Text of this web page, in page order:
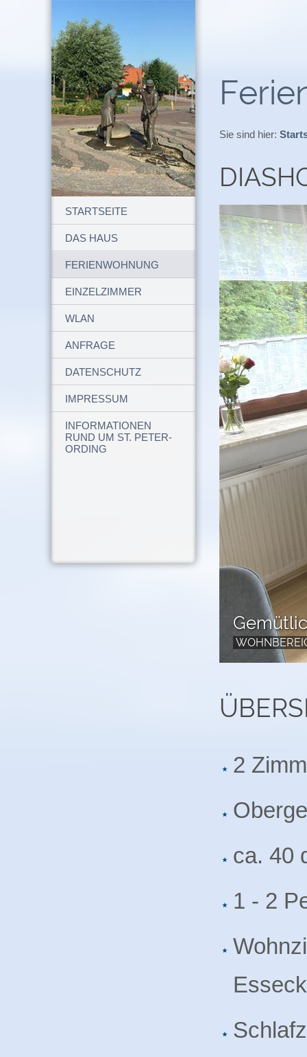
STARTSEITE
DAS HAUS
FERIENWOHNUNG
EINZELZIMMER
WLAN
ANFRAGE
DATENSCHUTZ
IMPRESSUM
INFORMATIONEN
RUND UM ST. PETER-
ORDING
Sie sind hier:
2
ca. 40
1 - 2